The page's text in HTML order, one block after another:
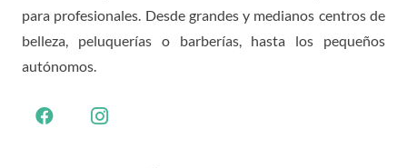
para profesionales. Desde grandes y medianos centros de
belleza, peluquerías o barberías, hasta los pequeños
autónomos.